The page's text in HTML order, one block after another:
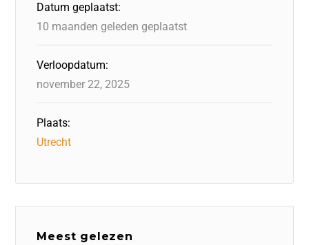
Datum geplaatst:
10 maanden geleden geplaatst
Verloopdatum:
november 22, 2025
Plaats:
Utrecht
Meest gelezen